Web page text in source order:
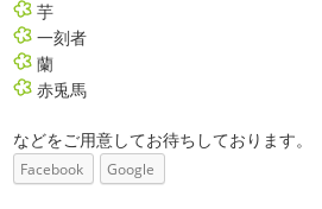
芋
一刻者
蘭
赤兎馬
などをご用意してお待ちしております。
Facebook Google